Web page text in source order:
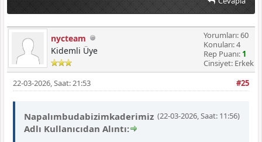
nycteam
Kidemli Üye
Yorumları: 60
Konuları: 4
Rep Puanı: 1
Cinsiyet: Erkek
#25
22-03-2026, Saat: 21:53
(22-03-2026, Saat: 11:56)
Napalımbudabizimkaderimiz
Adlı Kullanıcıdan Alıntı: